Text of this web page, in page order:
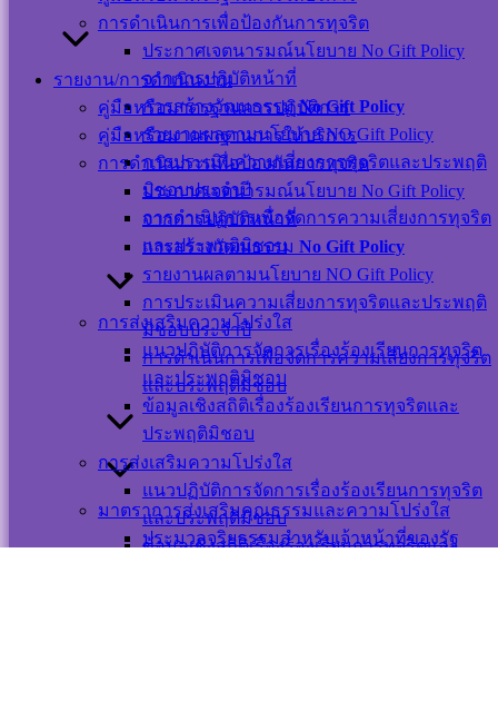
การดำเนินการเพื่อป้องกันการทุจริต
ประกาศเจตนารมณ์นโยบาย No Gift Policy
จากการปฏิบัติหน้าที่
การสร้างวัฒนธรรมNo Gift Policy
รายงานผลตามนโยบาย NO Gift Policy
การประเมินความเสี่ยงการทุจริตและประพฤติ
มิชอบประจำปี
การดำเนินการเพื่อจัดการความเสี่ยงการทุจริต
และประพฤติมิชอบ
การส่งเสริมความโปร่งใส
แนวปฏิบัติการจัดการเรื่องร้องเรียนการทุจริต
และประพฤติมิชอบ
ข้อมูลเชิงสถิติเรื่องร้องเรียนการทุจริตและ
ประพฤติมิชอบ
มาตราการส่งเสริมคุณธรรมและความโปร่งใส
ประมวลจริยธรรมสำหรับเจ้าหน้าที่ของรัฐ
รายงาน/การดำเนินงาน
คู่มือหรือมาตรฐานการปฏิบัติการ
คู่มือหรือมาตราฐานการให้บริการ
การดำเนินการเพื่อป้องกันการทุจริต
ประกาศเจตนารมณ์นโยบาย No Gift Policy
จากการปฏิบัติหน้าที่
การสร้างวัฒนธรรม No Gift Policy
รายงานผลตามนโยบาย NO Gift Policy
การประเมินความเสี่ยงการทุจริตและประพฤติ
มิชอบประจำปี
การดำเนินการเพื่อจัดการความเสี่ยงการทุจริต
และประพฤติมิชอบ
การส่งเสริมความโปร่งใส
แนวปฏิบัติการจัดการเรื่องร้องเรียนการทุจริต
และประพฤติมิชอบ
ข้อมูลเชิงสถิติเรื่องร้องเรียนการทุจริตและ
ออนไลน์
แผนผังเว็บไซต์
ส่วนบุคคล และ
การใช้งานคุกกี้
©สงวนลิขสิทธิ์ เทศบาลตำบลปากพะยูน.
ติดต่อ-สอบถาม